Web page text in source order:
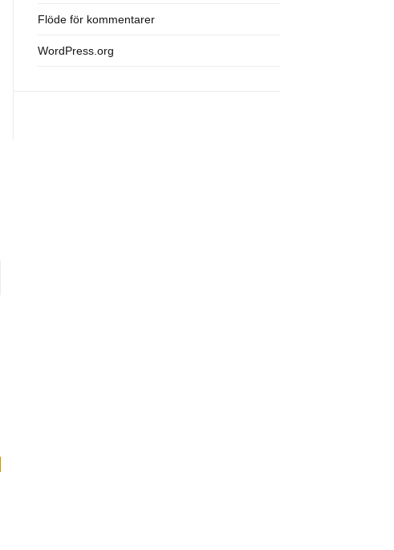
Flöde för kommentarer
WordPress.org